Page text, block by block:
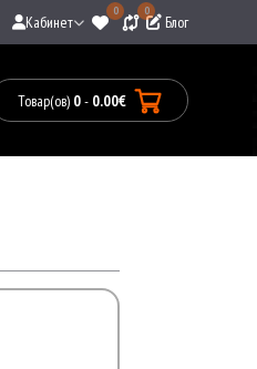
Кабинет
0 0
Блог
Товар(ов) 0- 0.00€
Товары: